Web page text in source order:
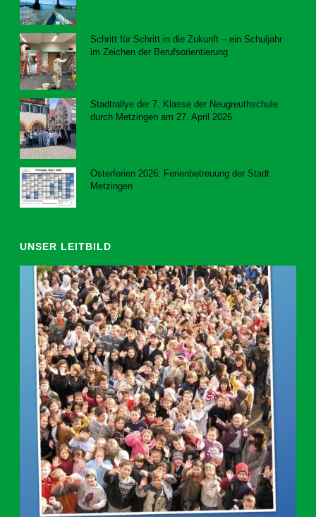
Schritt für Schritt in die Zukunft – ein Schuljahr
im Zeichen der Berufsorientierung
Stadtrallye der 7. Klasse der Neugreuthschule
durch Metzingen am 27. April 2026
Osterferien 2026: Ferienbetreuung der Stadt
Metzingen
UNSER LEITBILD